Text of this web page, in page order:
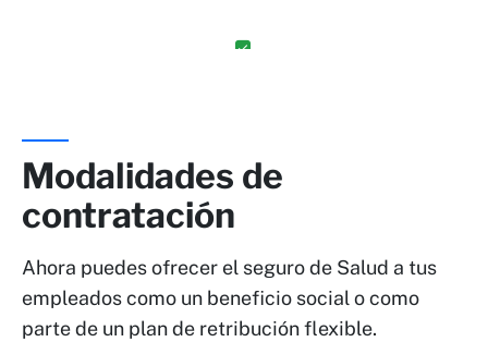
Ambulancia, atención especial en domicilio,
odontoestomatología, podología y más*
Medicina preventiva
Modalidades de
contratación
Ahora puedes ofrecer el seguro de Salud a tus
empleados como un beneficio social o como
parte de un plan de retribución flexible.